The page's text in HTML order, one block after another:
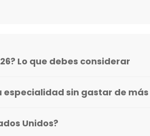
Lo que debes considerar
sin gastar de más
Unidos?